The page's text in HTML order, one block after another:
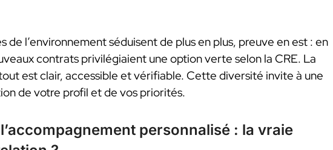
de l’environnement séduisent de plus en plus, preuve en est : en
contrats privilégiaient une option verte selon la CRE. La
est clair, accessible et vérifiable. Cette diversité invite à une
de votre profil et de vos priorités.
personnalisé : la vraie